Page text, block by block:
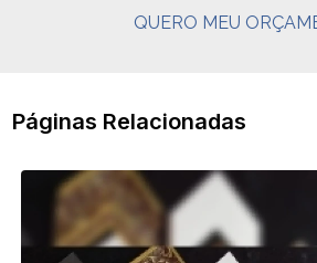
QUERO MEU
Páginas Relacionadas